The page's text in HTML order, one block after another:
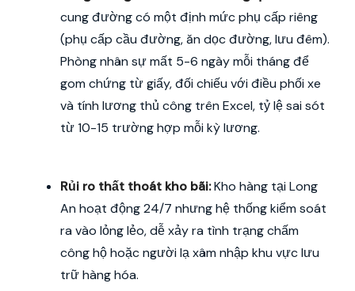
cung đường có một định mức phụ cấp riêng
(phụ cấp cầu đường, ăn dọc đường, lưu đêm).
Phòng nhân sự mất 5-6 ngày mỗi tháng để
gom chứng từ giấy, đối chiếu với điều phối xe
và tính lương thủ công trên Excel, tỷ lệ sai sót
từ 10-15 trường hợp mỗi kỳ lương.
Rủi ro thất thoát kho bãi:Kho hàng tại Long
An hoạt động 24/7 nhưng hệ thống kiểm soát
ra vào lỏng lẻo, dễ xảy ra tình trạng chấm
công hộ hoặc người lạ xâm nhập khu vực lưu
trữ hàng hóa.